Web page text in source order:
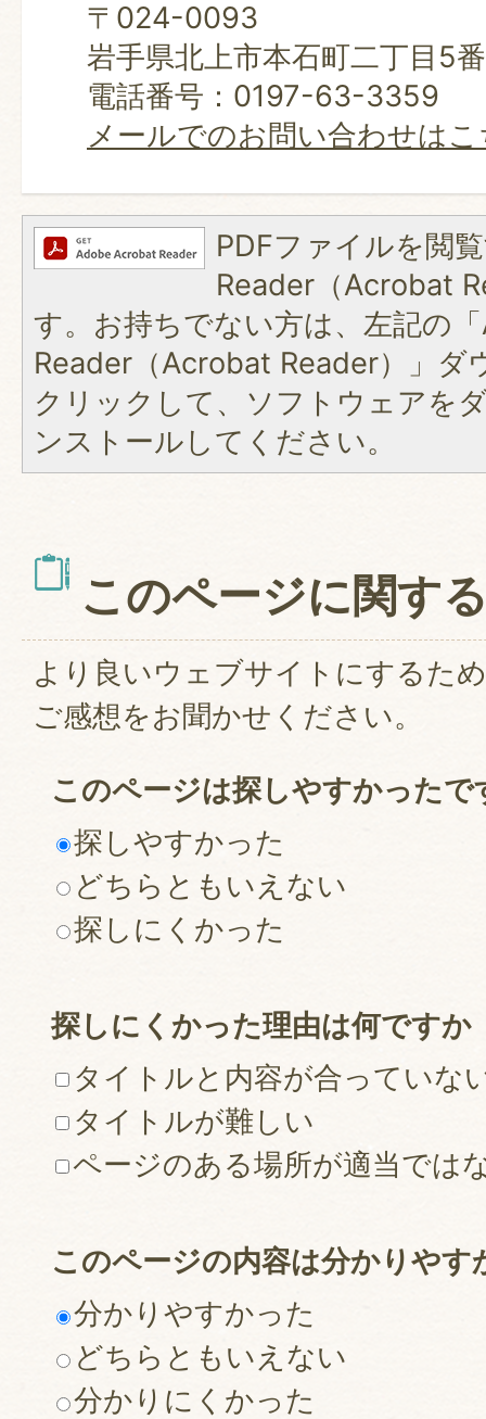
〒024-0093
岩手県北上市本石町二丁目5
電話番号：0197-63-3359
メールでのお問い合わせは
PDFファイルを閲
Reader（Acrobat
す。お持ちでない方は、左記の
Reader（Acrobat Reader）」ダ
クリックして、ソフトウェアを
ンストールしてください。
このページに関す
より良いウェブサイトにするた
ご感想をお聞かせください。
このページは探しやすかったで
探しやすかった
どちらともいえない
探しにくかった
探しにくかった理由は何ですか
タイトルと内容が合っていな
タイトルが難しい
ページのある場所が適当では
このページの内容は分かりやす
分かりやすかった
どちらともいえない
分かりにくかった